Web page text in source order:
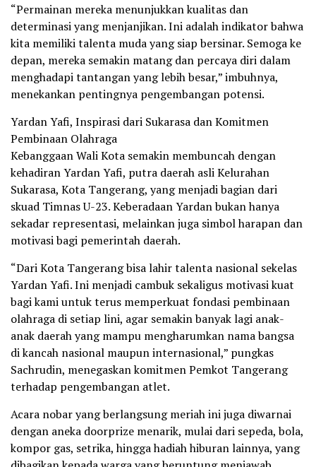
“Permainan mereka menunjukkan kualitas dan
determinasi yang menjanjikan. Ini adalah indikator bahwa
kita memiliki talenta muda yang siap bersinar. Semoga ke
depan, mereka semakin matang dan percaya diri dalam
menghadapi tantangan yang lebih besar,” imbuhnya,
menekankan pentingnya pengembangan potensi.
Yardan Yafi, Inspirasi dari Sukarasa dan Komitmen
Pembinaan Olahraga
Kebanggaan Wali Kota semakin membuncah dengan
kehadiran Yardan Yafi, putra daerah asli Kelurahan
Sukarasa, Kota Tangerang, yang menjadi bagian dari
skuad Timnas U-23. Keberadaan Yardan bukan hanya
sekadar representasi, melainkan juga simbol harapan dan
motivasi bagi pemerintah daerah.
“Dari Kota Tangerang bisa lahir talenta nasional sekelas
Yardan Yafi. Ini menjadi cambuk sekaligus motivasi kuat
bagi kami untuk terus memperkuat fondasi pembinaan
olahraga di setiap lini, agar semakin banyak lagi anak-
anak daerah yang mampu mengharumkan nama bangsa
di kancah nasional maupun internasional,” pungkas
Sachrudin, menegaskan komitmen Pemkot Tangerang
terhadap pengembangan atlet.
Acara nobar yang berlangsung meriah ini juga diwarnai
dengan aneka doorprize menarik, mulai dari sepeda, bola,
kompor gas, setrika, hingga hadiah hiburan lainnya, yang